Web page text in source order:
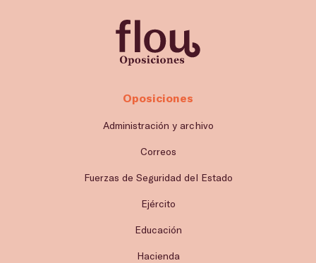
Oposiciones
Administración y archivo
Correos
Fuerzas de Seguridad del Estado
Ejército
Educación
Hacienda